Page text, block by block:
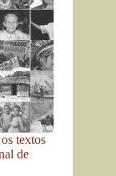
textos
de